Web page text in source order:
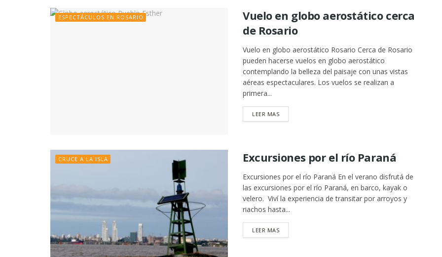
ESPECTÁCULOS EN ROSARIO
Vuelo en globo aerostático cerca
de Rosario
Vuelo en globo aerostático Rosario Cerca de Rosario
pueden hacerse vuelos en globo aerostático
contemplando la belleza del paisaje con unas vistas
aéreas espectaculares. Los vuelos se realizan a
primera...
LEER MASDETAILS
CRUCE A LA ISLA Excursiones por el río Paraná
Excursiones por el río Paraná En el verano disfrutá de
las excursiones por el río Paraná, en barco, kayak o
velero. Viví la experiencia de transitar por arroyos y
riachos hasta...
LEER MASDETAILS